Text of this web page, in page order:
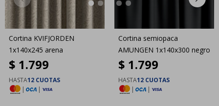
Cortina KVIFJORDEN
1x140x245 arena
$ 1.799
HASTA12 CUOTAS
|
|
Cortina semiopaca
AMUNGEN 1x140x300 negro
$ 1.799
HASTA12 CUOTAS
|
|